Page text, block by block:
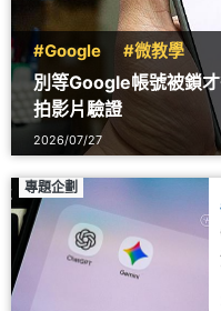
#Google #微教學
別等Google帳號被鎖
拍影片驗證
2026/07/27
專題企劃